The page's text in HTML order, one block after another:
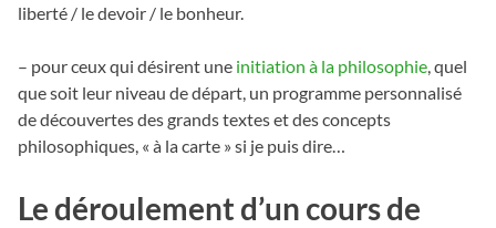
liberté / le devoir / le bonheur.
– pour ceux qui désirent une initiation à la philosophie , quel
que soit leur niveau de départ, un programme personnalisé
de découvertes des grands textes et des concepts
philosophiques, « à la carte » si je puis dire…
Le déroulement d’un cours de